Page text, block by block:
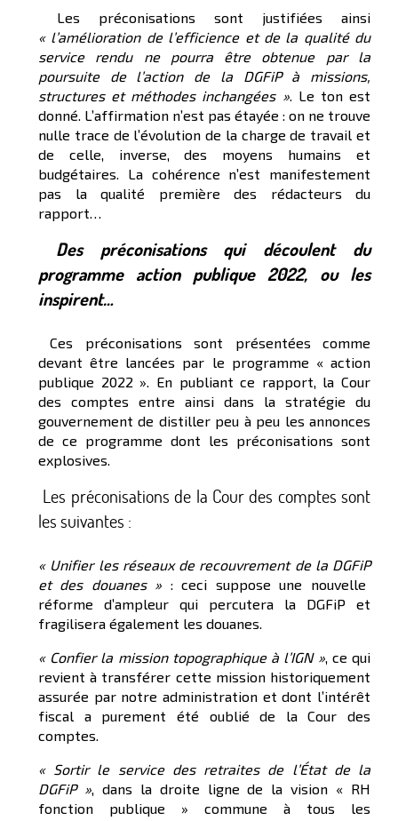
Les préconisations sont justifiées ainsi
« l’amélioration de l’efficience et de la qualité du
service rendu ne pourra être obtenue par la
poursuite de l’action de la DGFiP à missions,
structures et méthodes inchangées ». Le ton est
donné. L’affirmation n’est pas étayée : on ne trouve
nulle trace de l’évolution de la charge de travail et
de celle, inverse, des moyens humains et
budgétaires. La cohérence n’est manifestement
pas la qualité première des rédacteurs du
rapport…
Des préconisations qui découlent du
programme action publique 2022, ou les
inspirent…
Ces préconisations sont présentées comme
devant être lancées par le programme « action
publique 2022 ». En publiant ce rapport, la Cour
des comptes entre ainsi dans la stratégie du
gouvernement de distiller peu à peu les annonces
de ce programme dont les préconisations sont
explosives.
Les préconisations de la Cour des comptes sont
les suivantes :
« Unifier les réseaux de recouvrement de la DGFiP
et des douanes » : ceci suppose une nouvelle
réforme d’ampleur qui percutera la DGFiP et
fragilisera également les douanes.
« Confier la mission topographique à l’IGN », ce qui
revient à transférer cette mission historiquement
assurée par notre administration et dont l’intérêt
fiscal a purement été oublié de la Cour des
comptes.
« Sortir le service des retraites de l’État de la
DGFiP », dans la droite ligne de la vision « RH
fonction publique » commune à tous les